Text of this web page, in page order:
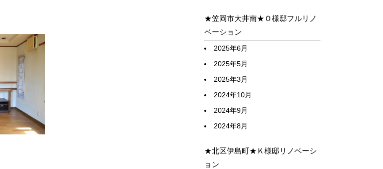
★笠岡市大井南★Ｏ様邸フルリノ
ベーション
2025年6月
2025年5月
2025年3月
2024年10月
2024年9月
2024年8月
★北区伊島町★Ｋ様邸リノベーシ
ョン